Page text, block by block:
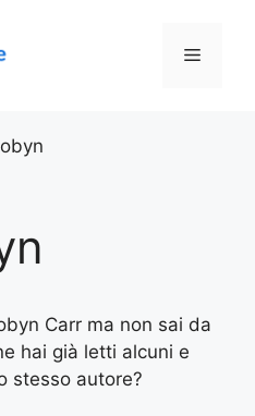
Menu
Carr ma non sai da
hai già letti alcuni e
stesso autore?